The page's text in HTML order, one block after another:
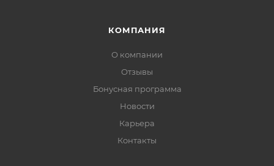
КОМПАНИЯ
О компании
Отзывы
Бонусная программа
Новости
Карьера
Контакты